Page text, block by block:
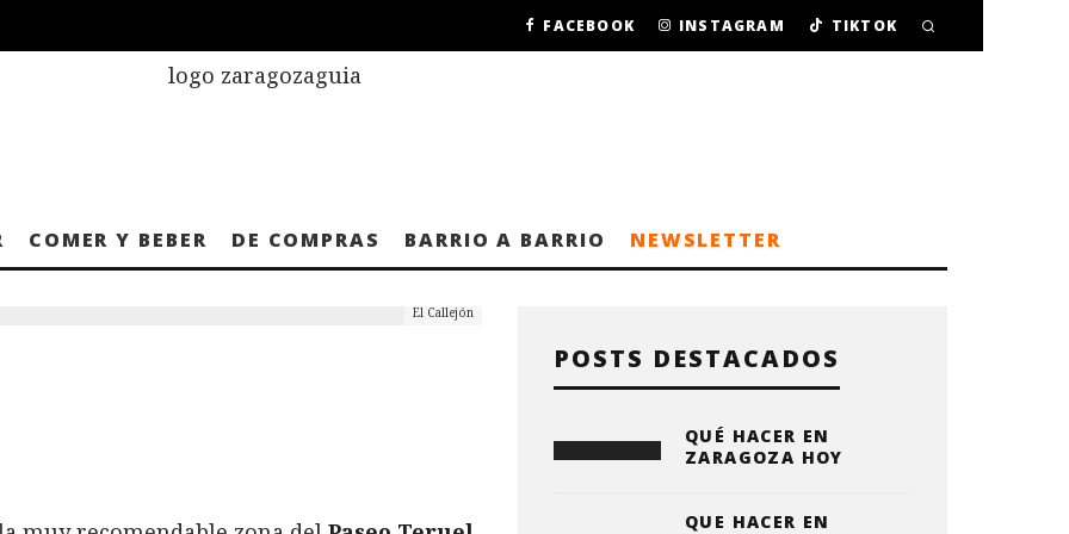
FACEBOOK INSTAGRAM TIKTOK
COMER Y BEBER DE COMPRAS BARRIO A BARRIO NEWSLETTER
El Callejón
POSTS DESTACADOS
QUÉ HACER EN
ZARAGOZA HOY
QUE HACER EN